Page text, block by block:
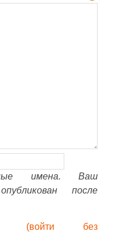
имена. Ваш
после
(войти без